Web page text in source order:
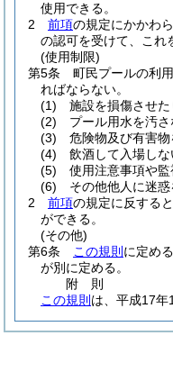
使用できる。
2
前項の規定にかかわ
の認可を受けて、これ
(使用制限)
第5条
町民プールの利用
ればならない。
(1)
施設を損傷させた
(2)
プール用水を汚さ
(3)
危険物及び有害物
(4)
飲酒して入場しな
(5)
使用注意事項や監
(6)
その他他人に迷惑
2
前項の規定に反する
ができる。
(その他)
第6条
この規則 に定め
が別に定める。
附 則
この規則 は、平成17年